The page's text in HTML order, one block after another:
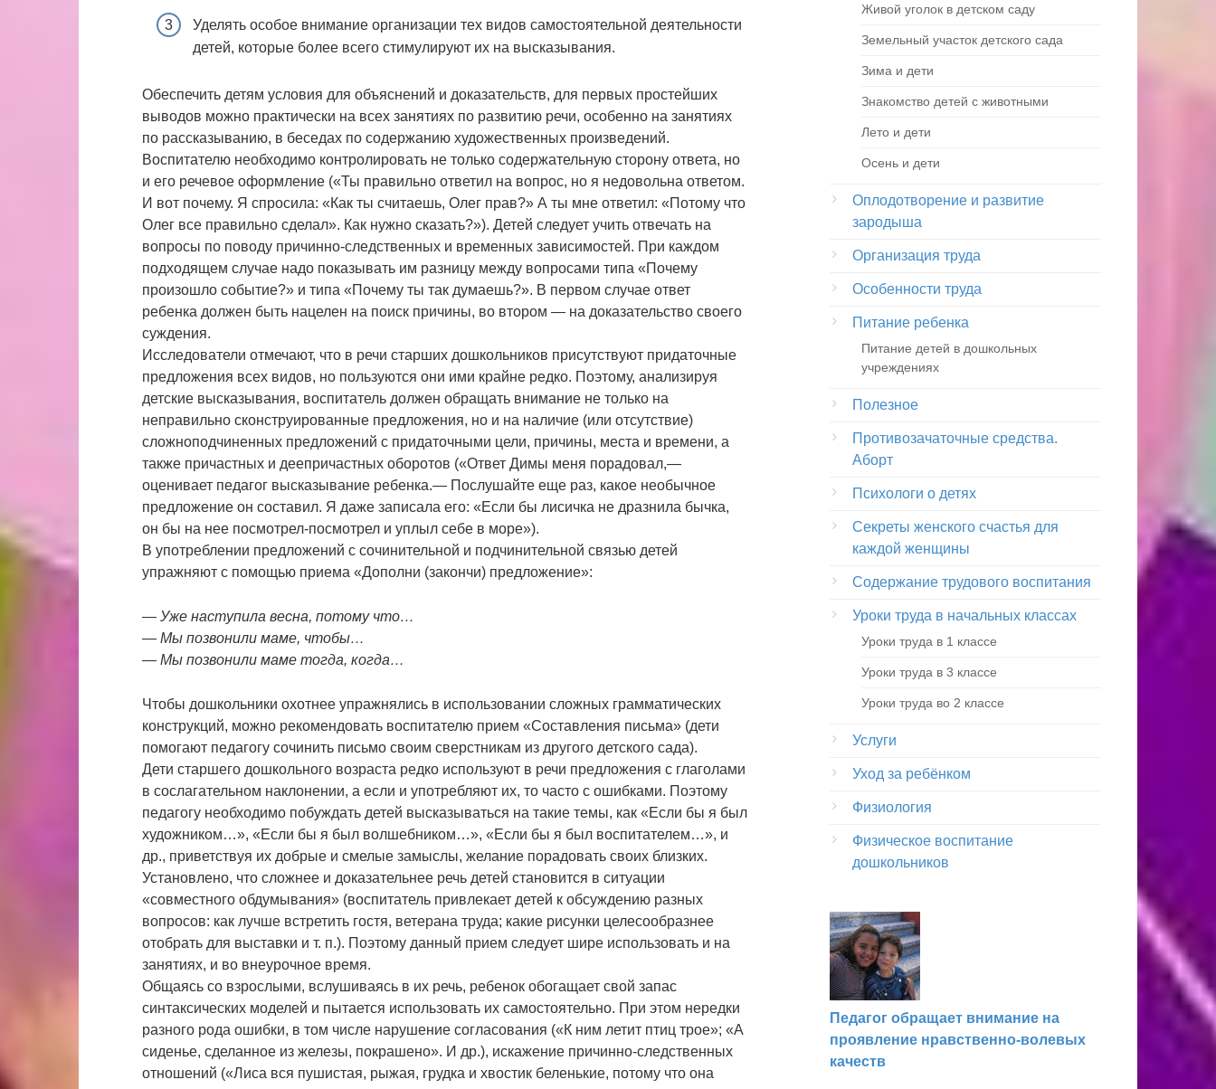
Уделять особое внимание организации тех видов самостоятельной деятельности
детей, которые более всего стимулируют их на высказывания.
Обеспечить детям условия для объяснений и доказательств, для первых простейших
выводов можно практически на всех занятиях по развитию речи, особенно на занятиях
по рассказыванию, в беседах по содержанию художественных произведений.
Воспитателю необходимо контролировать не только содержательную сторону ответа, но
и его речевое оформление («Ты правильно ответил на вопрос, но я недовольна ответом.
И вот почему. Я спросила: «Как ты считаешь, Олег прав?» А ты мне ответил: «Потому что
Олег все правильно сделал». Как нужно сказать?»). Детей следует учить отвечать на
вопросы по поводу причинно-следственных и временных зависимостей. При каждом
подходящем случае надо показывать им разницу между вопросами типа «Почему
произошло событие?» и типа «Почему ты так думаешь?». В первом случае ответ
ребенка должен быть нацелен на поиск причины, во втором — на доказательство своего
суждения.
Исследователи отмечают, что в речи старших дошкольников присутствуют придаточные
предложения всех видов, но пользуются они ими крайне редко. Поэтому, анализируя
детские высказывания, воспитатель должен обращать внимание не только на
неправильно сконструированные предложения, но и на наличие (или отсутствие)
сложноподчиненных предложений с придаточными цели, причины, места и времени, а
также причастных и деепричастных оборотов («Ответ Димы меня порадовал,—
оценивает педагог высказывание ребенка.— Послушайте еще раз, какое необычное
предложение он составил. Я даже записала его: «Если бы лисичка не дразнила бычка,
он бы на нее посмотрел-посмотрел и уплыл себе в море»).
В употреблении предложений с сочинительной и подчинительной связью детей
упражняют с помощью приема «Дополни (закончи) предложение»:
— Уже наступила весна, потому что…
— Мы позвонили маме, чтобы…
— Мы позвонили маме тогда, когда…
Чтобы дошкольники охотнее упражнялись в использовании сложных грамматических
конструкций, можно рекомендовать воспитателю прием «Составления письма» (дети
помогают педагогу сочинить письмо своим сверстникам из другого детского сада).
Дети старшего дошкольного возраста редко используют в речи предложения с глаголами
в сослагательном наклонении, а если и употребляют их, то часто с ошибками. Поэтому
педагогу необходимо побуждать детей высказываться на такие темы, как «Если бы я был
художником…», «Если бы я был волшебником…», «Если бы я был воспитателем…», и
др., приветствуя их добрые и смелые замыслы, желание порадовать своих близких.
Установлено, что сложнее и доказательнее речь детей становится в ситуации
«совместного обдумывания» (воспитатель привлекает детей к обсуждению разных
вопросов: как лучше встретить гостя, ветерана труда; какие рисунки целесообразнее
отобрать для выставки и т. п.). Поэтому данный прием следует шире использовать и на
занятиях, и во внеурочное время.
Общаясь со взрослыми, вслушиваясь в их речь, ребенок обогащает свой запас
синтаксических моделей и пытается использовать их самостоятельно. При этом нередки
разного рода ошибки, в том числе нарушение согласования («К ним летит птиц трое»; «А
сиденье, сделанное из железы, покрашено». И др.), искажение причинно-следственных
отношений («Лиса вся пушистая, рыжая, грудка и хвостик беленькие, потому что она
Живой уголок в детском саду
Земельный участок детского сада
Зима и дети
Знакомство детей с животными
Лето и дети
Осень и дети
Оплодотворение и развитие
зародыша
Организация труда
Особенности труда
Питание ребенка
Питание детей в дошкольных
учреждениях
Полезное
Противозачаточные средства.
Аборт
Психологи о детях
Секреты женского счастья для
каждой женщины
Содержание трудового воспитания
Уроки труда в начальных классах
Уроки труда в 1 классе
Уроки труда в 3 классе
Уроки труда во 2 классе
Услуги
Уход за ребёнком
Физиология
Физическое воспитание
дошкольников
Педагог обращает внимание на
проявление нравственно-волевых
качеств